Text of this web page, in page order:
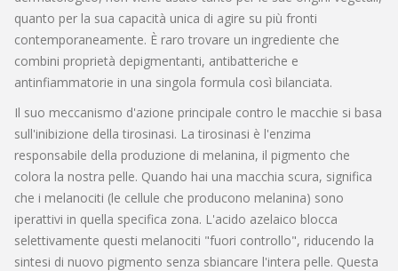
quanto per la sua capacità unica di agire su più fronti
contemporaneamente. È raro trovare un ingrediente che
combini proprietà depigmentanti, antibatteriche e
antinfiammatorie in una singola formula così bilanciata.
Il suo meccanismo d'azione principale contro le macchie si basa
sull'inibizione della tirosinasi. La tirosinasi è l'enzima
responsabile della produzione di melanina, il pigmento che
colora la nostra pelle. Quando hai una macchia scura, significa
che i melanociti (le cellule che producono melanina) sono
iperattivi in quella specifica zona. L'acido azelaico blocca
selettivamente questi melanociti "fuori controllo", riducendo la
sintesi di nuovo pigmento senza sbiancare l'intera pelle. Questa